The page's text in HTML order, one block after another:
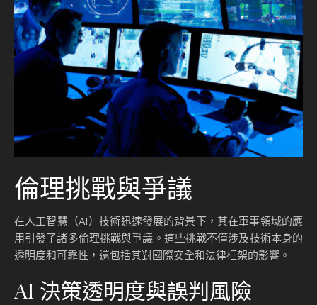
倫理挑戰與爭議
在人工智慧（AI）技術迅速發展的背景下，其在軍事領域的應
用引發了諸多倫理挑戰與爭議。這些挑戰不僅涉及技術本身的
透明度和可靠性，還包括其對國際安全和法律框架的影響。
AI 決策透明度與誤判風險